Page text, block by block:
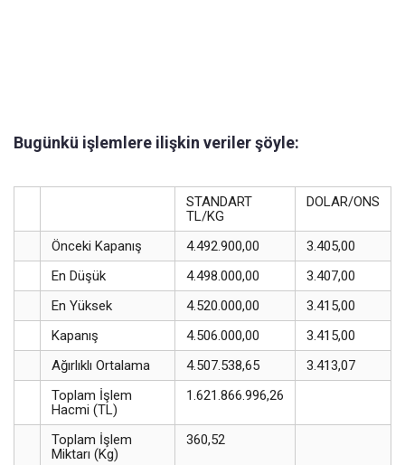
Bugünkü işlemlere ilişkin veriler şöyle:
STANDART
TL/KG
DOLAR/ONS
Önceki Kapanış 4.492.900,00
3.405,00
En Düşük
4.498.000,00
3.407,00
En Yüksek
4.520.000,00
3.415,00
Kapanış
4.506.000,00
3.415,00
Ağırlıklı Ortalama
4.507.538,65
3.413,07
Toplam İşlem
Hacmi (TL)
1.621.866.996,26
Toplam İşlem
Miktarı (Kg)
360,52